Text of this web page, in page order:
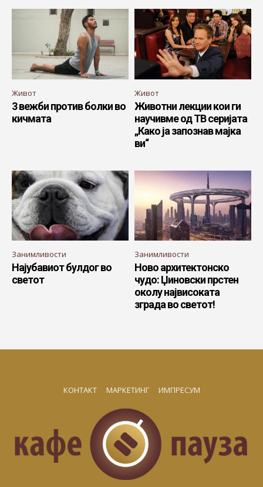
Живот
3 вежби против болки во
кичмата
Живот
Животни лекции кои ги
научивме од ТВ серијата
„Како ја запознав мајка
ви“
Занимливости
Најубавиот булдог во
светот
Занимливости
Ново архитектонско
чудо: Џиновски прстен
околу највисоката
зграда во светот!
КОНТАКТ МАРКЕТИНГ ИМПРЕСУМ